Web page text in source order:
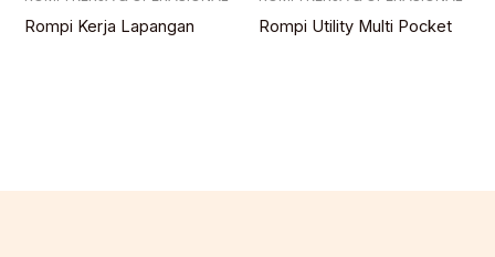
Rompi Kerja Lapangan Rompi Utility Multi Pocket